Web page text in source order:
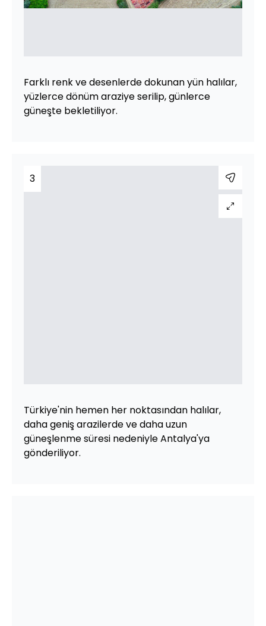
Farklı renk ve desenlerde dokunan yün halılar,
yüzlerce dönüm araziye serilip, günlerce
güneşte bekletiliyor.
3
Türkiye'nin hemen her noktasından halılar,
daha geniş arazilerde ve daha uzun
güneşlenme süresi nedeniyle Antalya'ya
gönderiliyor.